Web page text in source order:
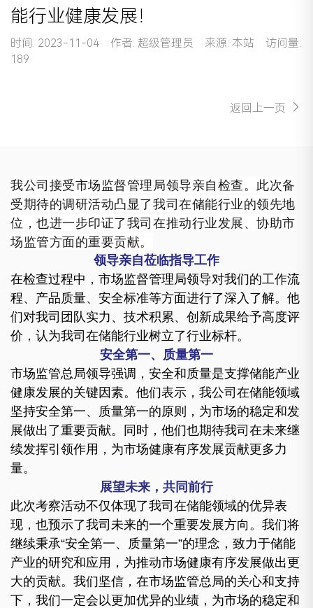
能行业健康发展！
时间: 2023-11-04 作者: 超级管理员 来源: 本站 访问量:
189
返回上一页
我公司接受市场监督管理局领导亲自检查。 此次备
受期待的调研活动凸显了我司在储能行业的领先地
位，也进一步印证了我司在推动行业发展、协助市
场监管方面的重要贡献。
领导亲自莅临指导工作
在检查过程中，市场监督管理局领导对我们的工作流
程、产品质量、安全标准等方面进行了深入了解。 他
们对我司团队实力、技术积累、创新成果给予高度评
价，认为我司在储能行业树立了行业标杆。
安全第一、质量第一
市场监管总局领导强调，安全和质量是支撑储能产业
健康发展的关键因素。 他们表示，我公司在储能领域
坚持安全第一、质量第一的原则，为市场的稳定和发
展做出了重要贡献。
同时，他们也期待我司在未来继
续发挥引领作用，为市场健康有序发展贡献更多力
量。
展望未来，共同前行
此次考察活动不仅体现了我司在储能领域的优异表
现，也预示了我司未来的一个重要发展方向。 我们将
继续秉承“安全第一、质量第一”的理念，致力于储能
产业的研究和应用，为推动市场健康有序发展做出更
大的贡献。 我们坚信，在市场监管总局的关心和支持
下，我们一定会以更加优异的业绩，为市场的稳定和